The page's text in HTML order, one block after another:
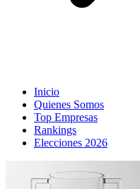
Inicio
Quienes Somos
Top Empresas
Rankings
Elecciones 2026